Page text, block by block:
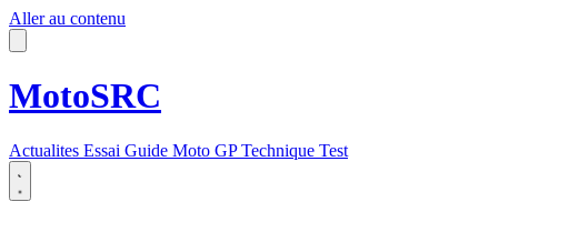
Aller au contenu
MotoSRC
Actualites Essai Guide Moto GPTechnique Test